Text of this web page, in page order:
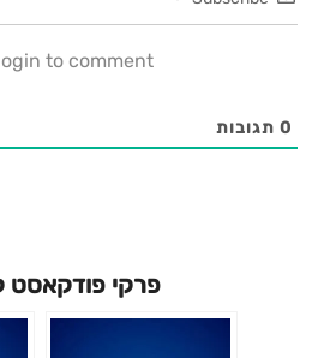
to comment
0 תגובות
פרקי פודקאסט